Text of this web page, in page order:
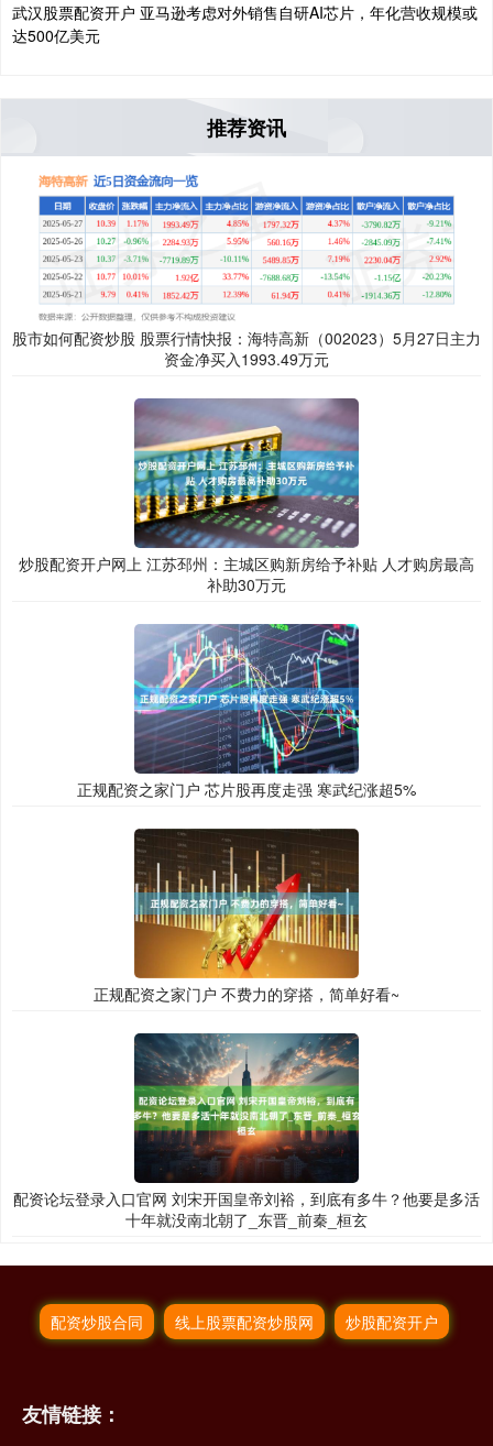
武汉股票配资开户 亚马逊考虑对外销售自研AI芯片，年化营收规模或
达500亿美元
推荐资讯
股市如何配资炒股 股票行情快报：海特高新（002023）5月27日主力
资金净买入1993.49万元
炒股配资开户网上 江苏邳州：主城区购新房给予补贴 人才购房最高
补助30万元
正规配资之家门户 芯片股再度走强 寒武纪涨超5%
正规配资之家门户 不费力的穿搭，简单好看~
配资论坛登录入口官网 刘宋开国皇帝刘裕，到底有多牛？他要是多活
十年就没南北朝了_东晋_前秦_桓玄
配资炒股合同 线上股票配资炒股网 炒股配资开户
友情链接：